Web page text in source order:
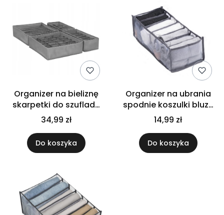
Organizer na bieliznę
skarpetki do szuflady
garderoby szary
komplet 4 szt
34,99 zł
Do koszyka
Organizer na ubrania
spodnie koszulki bluzy
do szaf szuflad
uniwersalny
14,99 zł
Do koszyka